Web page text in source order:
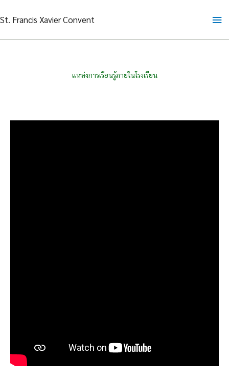
to
St. Francis Xavier Convent
แหล่งการเรียนรู้ภายในโรงเรียน